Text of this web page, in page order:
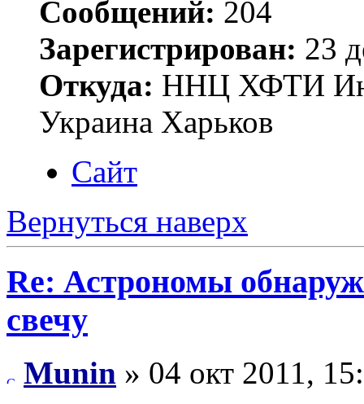
Сообщений: 204
Зарегистрирован: 23
Откуда: ННЦ ХФТИ
Украина Харьков
Сайт
Вернуться наверх
Re: Астрономы
свечу
Munin » 04 окт 2011,